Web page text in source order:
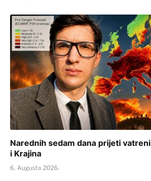
Narednih sedam dana prijeti
i Krajina
6. Augusta 2026.